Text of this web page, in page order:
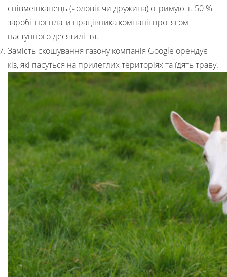
співмешканець (чоловік чи дружина) отримують 50 %
заробітної плати працівника компанії протягом
наступного десятиліття.
Замість скошування газону компанія Google орендує
кіз, які пасуться на прилеглих територіях та їдять траву.